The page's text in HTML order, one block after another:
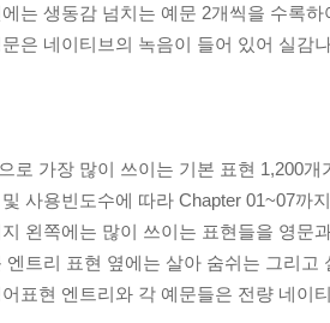
는 생동감 넘치는 예문 2개씩을 수록
은 네이티브의 녹음이 들어 있어 실감
로 가장 많이 쓰이는 기본 표현 1,200개
사용빈도수에 따라 Chapter 01~07까
왼쪽에는 많이 쓰이는 표현들을 영문
엔트리 표현 옆에는 살아 숨쉬는 그리
표현 엔트리와 각 예문들은 전량 네이